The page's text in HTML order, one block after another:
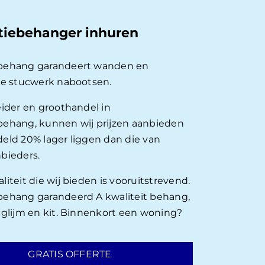
inhuren
garandeert wanden en
stucwerk nabootsen.
en groothandel in
kunnen wij prijzen aanbieden
20% lager liggen dan die van
die wij bieden is vooruitstrevend.
garandeerd A kwaliteit behang,
en kit. Binnenkort een woning?
GRATIS OFFERTE